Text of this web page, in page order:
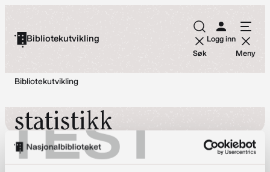
TEST
innholdBibliotekutvikling
Søk
Logg inn
Meny
Bibliotekutvikling
statistikk